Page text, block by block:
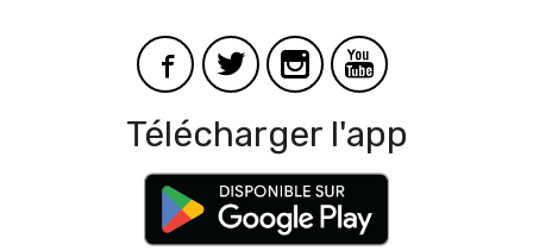
Télécharger l'app